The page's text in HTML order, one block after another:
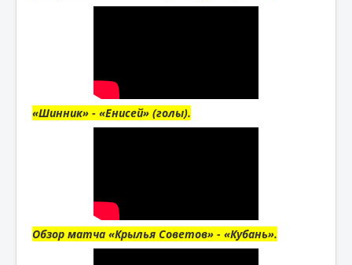
«Шинник» - «Енисей» (голы).
Обзор матча «Крылья Советов» - «Кубань».